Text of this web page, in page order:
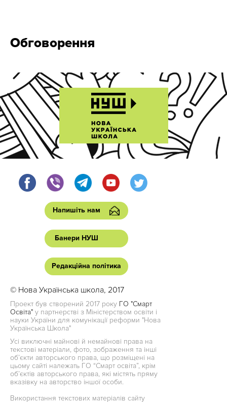
Обговорення
Напишіть нам
Банери НУШ
Редакційна політика
© Нова Українська школа, 2017
Проект був створений 2017 року ГО "Смарт
Освіта" у партнерстві з Міністерством освіти і
науки України для комунікації реформи "Нова
Українська Школа"
Усі виключні майнові й немайнові права на
текстові матеріали, фото, зображення та інші
об’єкти авторського права, що розміщені на
цьому сайті належать ГО “Смарт освіта”, крім
об’єктів авторського права, які містять пряму
вказівку на авторство іншої особи.
Використання текстових матеріалів сайту